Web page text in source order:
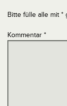
Bitte fülle alle mit
Kommentar *